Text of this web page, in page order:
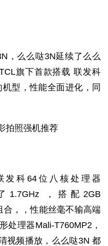
，么么哒3N延续了么么
旗下首款搭载 联发科
型，性能全面进化，同
发科64位八核处理器
1.7GHz ，搭配2GB
合，，性能丝毫不输高端
处理器Mali-T760MP2，
视频播放，么么哒3N 都